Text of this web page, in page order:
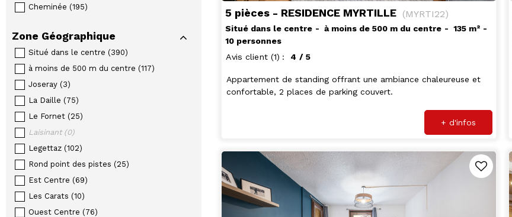
Cheminée (195)
Zone Géographique
Situé dans le centre (390)
à moins de 500 m du centre (117)
Joseray (3)
La Daille (75)
Le Fornet (25)
Laisinant (0)
Legettaz (102)
Rond point des pistes (25)
Est Centre (69)
Les Carats (10)
Ouest Centre (76)
5 pièces - RESIDENCE MYRTILLE (MYRTI22)
Situé dans le centre à moins de 500 m du centre 135 m²
10 personnes
Avis client (1) 4 / 5
Appartement de standing offrant une ambiance chaleureuse et
confortable, 2 places de parking couvert.
+ d'infos